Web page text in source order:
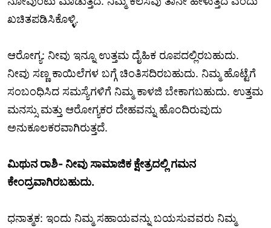
ಖಚಿತಪಡಿಸಿಕೊಳ್ಳಿ.
ಆರೋಗ್ಯ: ನೀವು ಇನ್ನೂ ಉತ್ತಮ ದೈಹಿಕ ರೂಪದಲ್ಲಿರಬಹುದು.
ನೀವು ಸಣ್ಣ ಕಾಯಿಲೆಗಳ ಬಗ್ಗೆ ಚಿಂತಿಸದಿರಬಹುದು. ನಿಮ್ಮ ಹೊಟ್ಟೆಗೆ
ಸಂಬಂಧಿಸಿದ ಸಮಸ್ಯೆಗಳಿಗೆ ನಿಮ್ಮ ಕಾಳಜಿ ಬೇಕಾಗಬಹುದು. ಉತ್ತಮ
ಮನಸ್ಸು ಮತ್ತು ಆರೋಗ್ಯಕರ ದೇಹವನ್ನು ಹೊಂದಿರುವುದು
ಅನುಕೂಲಕರವಾಗಿರುತ್ತದೆ.
ಮಿಥುನ ರಾಶಿ- ನೀವು ಸಾಮಾಜಿಕ ಕ್ಷೇತ್ರದಲ್ಲಿ ಗಮನ
ಕೇಂದ್ರವಾಗಿರಬಹುದು.
ಧನಾತ್ಮಕ: ಇಂದು ನಿಮ್ಮ ಸಹಾಯವನ್ನು ಬಯಸುವವರು ನಿಮ್ಮ